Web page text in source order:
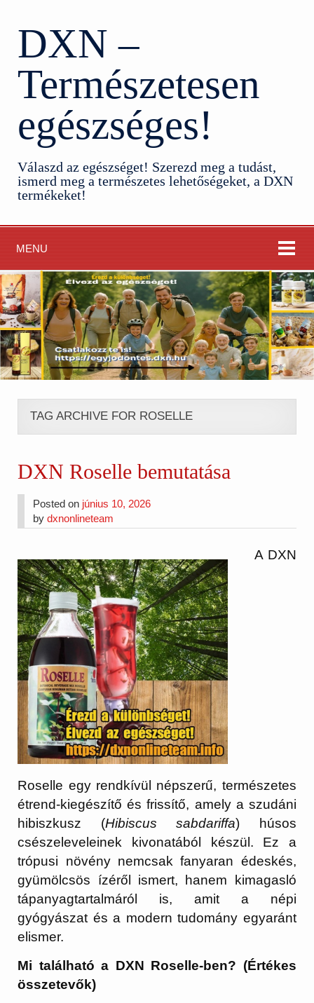
DXN –
Természetesen
egészséges!
Válaszd az egészséget! Szerezd meg a tudást,
ismerd meg a természetes lehetőségeket, a DXN
termékeket!
MENU
TAG ARCHIVE FOR ROSELLE
DXN Roselle bemutatása
Posted on június 10, 2026
bydxnonlineteam
A DXN
Roselle egy rendkívül népszerű, természetes
étrend-kiegészítő és frissítő, amely a szudáni
hibiszkusz (Hibiscus sabdariffa) húsos
csészeleveleinek kivonatából készül. Ez a
trópusi növény nemcsak fanyaran édeskés,
gyümölcsös ízéről ismert, hanem kimagasló
tápanyagtartalmáról is, amit a népi
gyógyászat és a modern tudomány egyaránt
elismer.
Mi található a DXN Roselle-ben? (Értékes
összetevők)